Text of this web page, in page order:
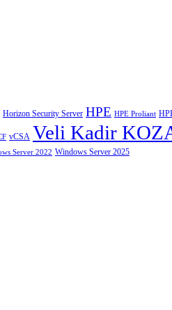
Horizon Security Server HPE HPE Proliant
vCSA Veli Kadir
Server 2022 Windows Server 2025